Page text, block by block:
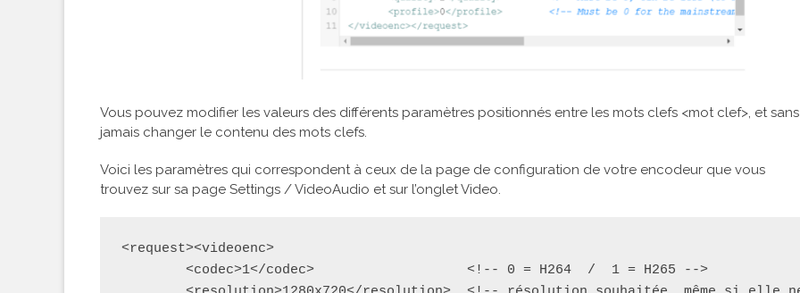
Vous pouvez modifier les valeurs des différents paramètres positionnés entre les mots clefs <mot clef>, et sans
jamais changer le contenu des mots clefs.
Voici les paramètres qui correspondent à ceux de la page de configuration de votre encodeur que vous
trouvez sur sa page Settings / VideoAudio et sur l’onglet Video.
<request><videoenc>
        <codec>1</codec>                   <!-- 0 = H264  /  1 = H265 -->